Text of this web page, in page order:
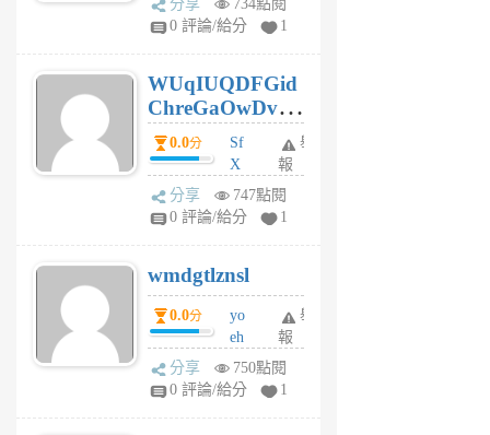
gl
個
月
前
分享
734點閱
0 評論/給分
1
WUqIUQDFGid
ChreGaOwDv
dY0.0分
Sf
X
Pe
Jc
R
P
m
v
A
V
舉
報
分享
747點閱
0 評論/給分
1
wmdgtlznsl
0.0分
yo
eh
ld
gy
舉
報
分享
750點閱
0 評論/給分
1